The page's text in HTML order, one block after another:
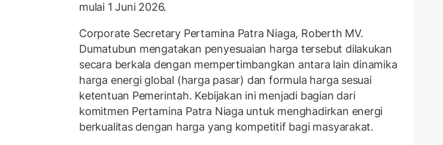
mulai 1 Juni 2026.
Corporate Secretary Pertamina Patra Niaga, Roberth MV.
Dumatubun mengatakan penyesuaian harga tersebut dilakukan
secara berkala dengan mempertimbangkan antara lain dinamika
harga energi global (harga pasar) dan formula harga sesuai
ketentuan Pemerintah. Kebijakan ini menjadi bagian dari
komitmen Pertamina Patra Niaga untuk menghadirkan energi
berkualitas dengan harga yang kompetitif bagi masyarakat.